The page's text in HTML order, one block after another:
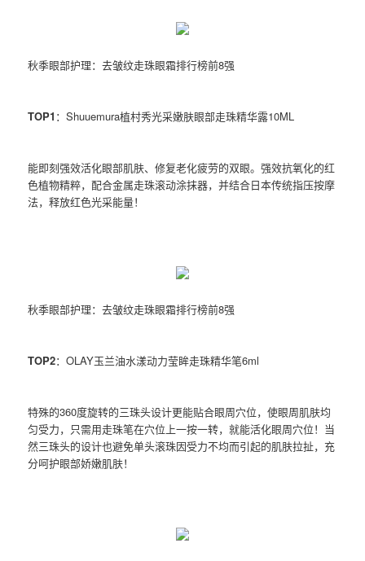
秋季眼部护理：去皱纹走珠眼霜排行榜前8强
TOP1 ：Shuuemura植村秀光采嫩肤眼部走珠精华露10ML
能即刻强效活化眼部肌肤、修复老化疲劳的双眼。强效抗氧化的红
色植物精粹，配合金属走珠滚动涂抹器，并结合日本传统指压按摩
法，释放红色光采能量！
秋季眼部护理：去皱纹走珠眼霜排行榜前8强
TOP2：OLAY玉兰油水漾动力莹眸走珠精华笔6ml
特殊的360度旋转的三珠头设计更能贴合眼周穴位，使眼周肌肤均
匀受力，只需用走珠笔在穴位上一按一转，就能活化眼周穴位！当
然三珠头的设计也避免单头滚珠因受力不均而引起的肌肤拉扯，充
分呵护眼部娇嫩肌肤！